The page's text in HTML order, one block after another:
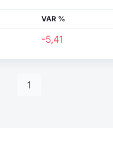
VAR %
-5,41
1